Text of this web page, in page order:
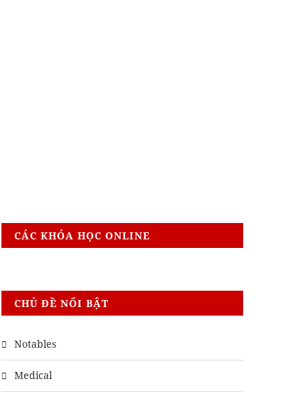
CÁC KHÓA HỌC ONLINE
CHỦ ĐỀ NỔI BẬT
Notables
Medical